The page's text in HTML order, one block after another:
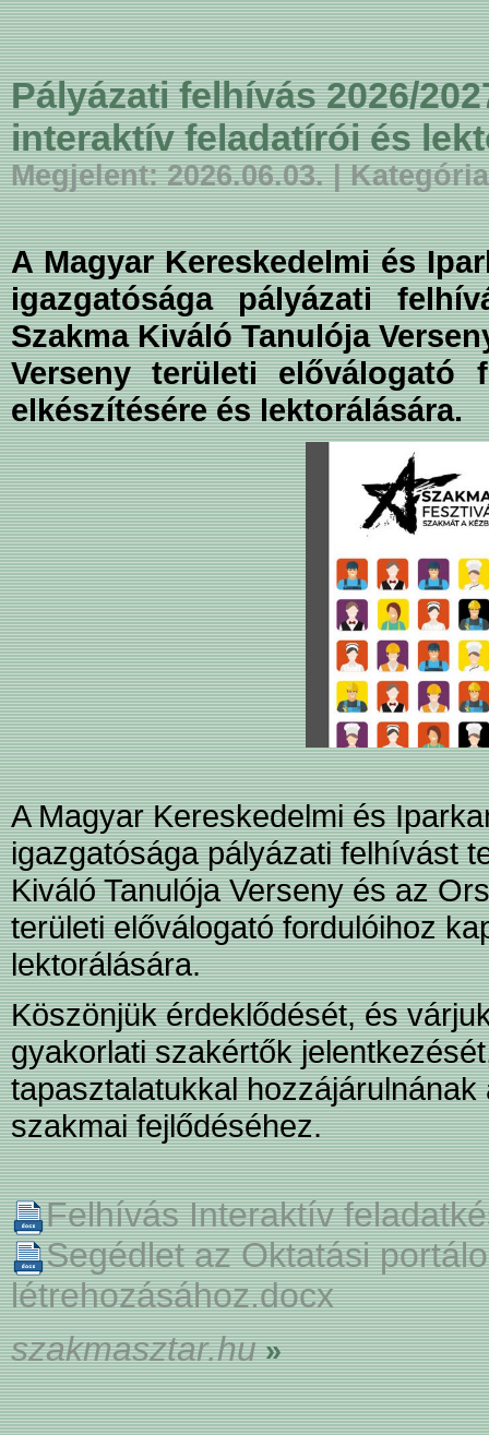
Pályázati felhívás 2026/
interaktív feladatírói és
Megjelent: 2026.06.03. |
A Magyar Kereskedelmi és
igazgatósága pályázati
Szakma Kiváló Tanulója
Verseny területi előválogató
elkészítésére és lektorálására.
A Magyar Kereskedelmi és
igazgatósága pályázati felhívást
Kiváló Tanulója Verseny és az
területi előválogató fordulóihoz
lektorálására.
Köszönjük érdeklődését, és
gyakorlati szakértők
tapasztalatukkal
szakmai fejlődéséhez.
Felhívás Interaktív
Segédlet az Oktatási
létrehozásához.docx
szakmasztar.hu »